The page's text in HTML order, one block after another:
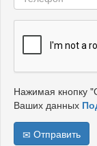
Нажимая кнопку
Ваших данных
Отправить